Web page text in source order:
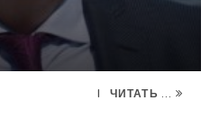
ЧИТАТЬ ...